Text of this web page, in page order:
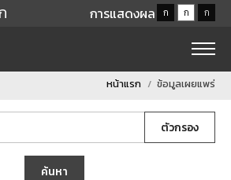
การแสดงผล ก ก ก
หน้าแรก ข้อมูลเผยแพร่
ตัวกรอง
ค้นหา